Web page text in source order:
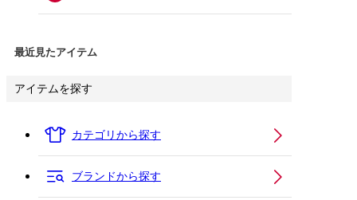
最近見たアイテム
アイテムを探す
カテゴリから探す
ブランドから探す